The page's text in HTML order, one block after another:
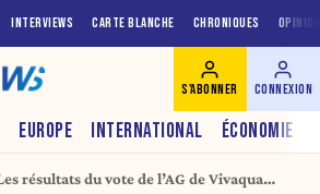
INTERVIEWS CARTE BLANCHE CHRONIQUES
EUROPE INTERNATIONAL ÉCONOMIE
S'ABONNER CONNEXION
résultats du vote de l’AG de Vivaqua